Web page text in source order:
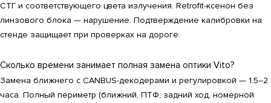
СТГ и соответствующего цвета излучения. Retrofit-ксенон без
линзового блока — нарушение. Подтверждение калибровки на
стенде защищает при проверках на дороге.
Сколько времени занимает полная замена оптики Vito?
Замена ближнего с CANBUS-декодерами и регулировкой — 1.5–2
часа. Полный периметр (ближний, ПТФ, задний ход, номерной